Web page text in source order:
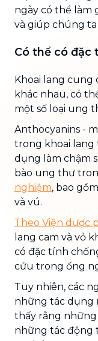
ngày có thể làm
và giúp chúng
Có thể có
Khoai lang cung
khác nhau, có
một số loại ung
Anthocyanins -
trong khoai lang
dụng làm chậm
bào ung thư
nghiệm, bao
và vú.
Theo Viện dược
lang cam và vỏ
có đặc tính
cứu trong ống
Tuy nhiên, các
những tác dụng
thấy rằng
những tác động